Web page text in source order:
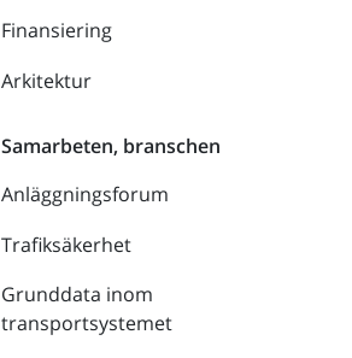
Finansiering
Arkitektur
Samarbeten, branschen
Anläggningsforum
Trafiksäkerhet
Grunddata inom
transportsystemet